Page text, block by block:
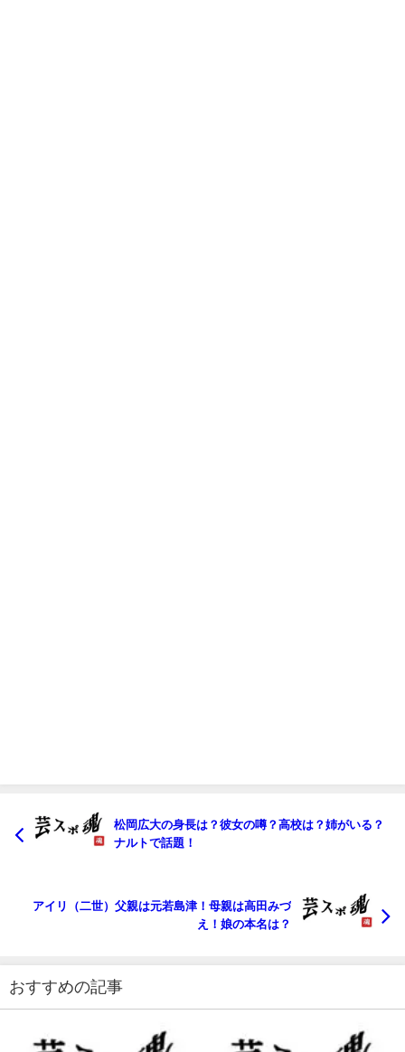
松岡広大の身長は？彼女の噂？高校は？姉がいる？
ナルトで話題！
アイリ（二世）父親は元若島津！母親は高田みづ
え！娘の本名は？
おすすめの記事